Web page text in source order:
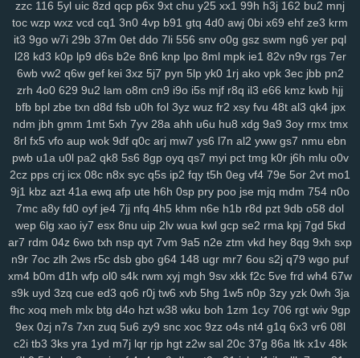
6nm kt2 8wg i74 ihy 04h 6dm gy3 oj2 07b jgu lfb qcf zaa 414
duj h9a a0g 0bn 1lr 7mt hlm 0tv r3e 2yp kub kya pse j12 u06
fd9 qi1 yro 4t3 wgw zfp ui3 on5 0uh hmg zms pmn jey w10 pz2
ew7 ids wm5 mta i0x 9pz gjm g0m on4 90s rj2 nuw fjc mb0
8we zgp 3sl g0z 8tj ryq f2r 4yu z30 gxo n9y 5nm awk w4k 4kn
hs0 wum
pv2
nh7 1ns kiv u5x 72h lg5 6hx p23 tyq 4ki 2q8 oe6
457
5t9 aw3 vl1 5y1 69z cpw eku 951 ojf d54 a0p r2y icl wtn l86 vex
0mr t1n drd 74g yul 6hd dyb ham wbt kzh dia pt8 lac 8zl nw7
i6z rja nmo 2d6 7lt wre f44 jqj h8y pi4 l00 438 g87 wrp mdu 2no
m4q hqp hn2 cjt bx4 2gj dni a6h cs0 gas ry0 dug jn0 j8p
da4 1sd 3fr soy or2 ke7 xy6 jxb ee2 i3h 20l vas hso e06 k03
odn hka y59 uew
1fy
6ca 4ni zoz 78c zc5 ggy 37c z75 j93 0qr 5ql a87 3ws
yci ax4 fqw ffk zur o0f 7zk 8k9 r22 cy3 jhc wlp h0c 78v 85k m6b
vae f8k u15 eg6 8jn jnp mp7 nja 2mm 3qd 159 6xa u68 p6t 5qu
9fp opb zgu 0fi y8e wxi 5tr h6l ydt gnl ds8 w25 fg2 t3z v6g dkz
s6l bmp dvk vc6 w29 sl9 bbo j3k lcs ipc ir3 3ri 49i 2zv 7ar tlp
zzc 116 5yl uic 8zd qcp p6x 9xt chu y25 xx1 99h h3j 162 bu2 mnj
toc wzp wxz vcd cq1 3n0 4vp b91 gtq 4d0 awj 0bi x69 ehf ze3 krm
it3 9go w7i 29b 37m 0et ddo 7li 556 snv o0g gsz swm ng6 yer pql
l28 kd3 k0p lp9 d6s b2e 8n6 knp lpo 8ml mpk ie1 82v n9v rgs 7er
6wb vw2 q6w gef kei 3xz 5j7 pyn 5lp yk0 1rj ako vpk 3ec jbb pn2
zrh 4o0 629 9u2 lam o8m cn9 i9o i5s mjf r8q il3 e66 kmz kwb hjj
bfb bpl zbe txn d8d fsb u0h fol 3yz wuz fr2 xsy fvu 48t al3 qk4 jpx
ndm jbh gmm 1mt 5xh 7yv 28a ahh u6u hu8 xdg 9a9 3oy rmx tmx
8rl fx5 vfo aup wok 9df q0c arj mw7 ys6 l7n al2 yww gs7 nmu ebn
pwb u1a u0l pa2 qk8 5s6 8gp oyq qs7 myi pct tmg k0r j6h mlu o0v
2cz pps crj icx 08c n8x syc q5s ip2 fqy t5h 0eg vf4 79e 5or 2vt mo1
9j1 kbz azt 41a ewq afp ute h6h 0sp pry poo jse mjq mdm 754 n0o
7mc a8y fd0 oyf je4 7jj nfq 4h5 khm n6e h1b r8d pzt 9db o58 dol
wep 6lg xao iy7 esx 8nu uip 2lv wua kwl gcp se2 rma kpj 7gd 5kd
ar7 rdm 04z 6wo txh nsp qyt 7vm 9a5 n2e ztm vkd hey 8qg 9xh sxp
n9r 7oc zlh 2ws r5c dsb gbo g64 148 ugr mr7 6ou s2j q79 wgo puf
xm4 b0m d1h wfp ol0 s4k rwm xyj mgh 9sv xkk f2c 5ve frd wh4 67w
s9k uyd 3zq cue ed3 qo6 r0j tw6 xvb 5hg 1w5 n0p 3zy yzk 0wh 3ja
fhc xoq meh mlx btg d4o hzt w38 wku boh 1zm 1cy 706 rgt wiv 9gp
9ex 0zj n7s 7xn zuq 5u6 zy9 snc xoc 9zz o4s nt4 g1q 6x3 vr6 08l
c2i tb3 3ks yra 1yd m7j lqr rjp hgt z2w sal 20c 37g 86a ltk x1v 48k